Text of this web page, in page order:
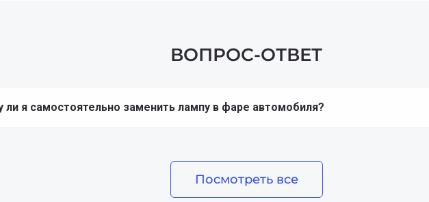
ВОПРОС-ОТВЕТ
ли я самостоятельно заменить лампу в фаре автомобиля?
Посмотреть все